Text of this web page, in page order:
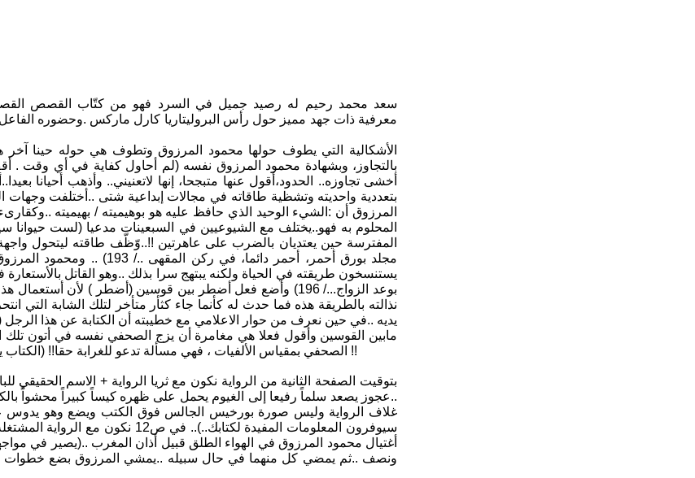
سعد محمد رحيم له رصيد جميل في السرد فهو من كتّاب القصص
معرفية ذات جهد مميز حول رأس البروليتاريا كارل ماركس .وحضوره
الأشكالية التي يطوف حولها محمود المرزوق وتطوف هي حوله حينا آخر
بالتجاوز، وبشهادة محمود المرزوق نفسه (لم أحاول كفاية في أي وقت .
بتعددية واحديته وتشظية طاقاته في مجالات إبداعية شتى ..أختلفت
المرزوق أن :الشيء الوحيد الذي حافظ عليه هو بوهيميته / بهيميته
المفترسة حين يعتديان بالضرب على عاهرتين !!..وّظّف طاقته ليتحول
مجلد بورق أحمر، أحمر
يستنسخون طريقته في الحياة ولكنه يبتهج سرا بذلك ..وهو القاتل
بوعد الزواج.../ 196) وأضع فعل أضطر بين قوسين (أضطر ) لأن
نذالته بالطريقة هذه فما حدث له كأنما جاء كثأر متأخر لتلك الشابة
مابين القوسين وأقول فعلا هي مغامرة أن يزج الصحفي نفسه في أتون
الصحفي بمقياس الألفيات ، فهي مسألة تدعو للغرابة حقا!! (الكتاب يبقى ألف سنة ) !! ومنطق الغرابة أن ينطقه إعلامي مثقف يمتلك وعي حداثي !!
بتوقيت الصفحة الثانية من الرواية نكون مع ثريا الرواية + الاسم
أغتيال محمود المرزوق في الهواء الطلق قبيل أذان المغرب ..(يصير في
ونصف ..ثم يمضي كل منهما في حال سبيله ..يمشي المرزوق بضع خطوات .